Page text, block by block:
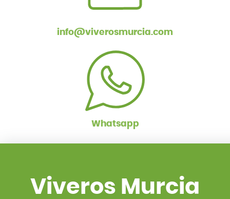
info@viverosmurcia.com
Whatsapp
Viveros Murcia